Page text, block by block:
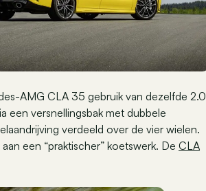
AMG CLA 35 gebruik van dezelfde 2.0
versnellingsbak met dubbele
verdeeld over de vier wielen.
een “praktischer” koetswerk. De CLA